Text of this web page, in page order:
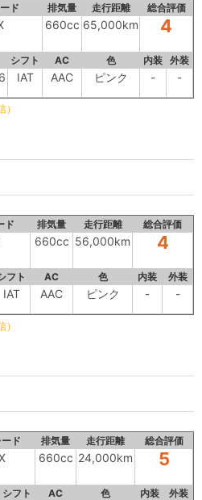
ド 排気量 走行距離 総合評価
660cc 65,000km 4
シフト AC 色 内装 外装
IAT AAC ピンク - -
ド 排気量 走行距離 総合評価
660cc 56,000km 4
フト AC 色 内装 外装
IAT AAC ピンク - -
ド 排気量 走行距離 総合評価
660cc 24,000km 5
シフト AC 色 内装 外装